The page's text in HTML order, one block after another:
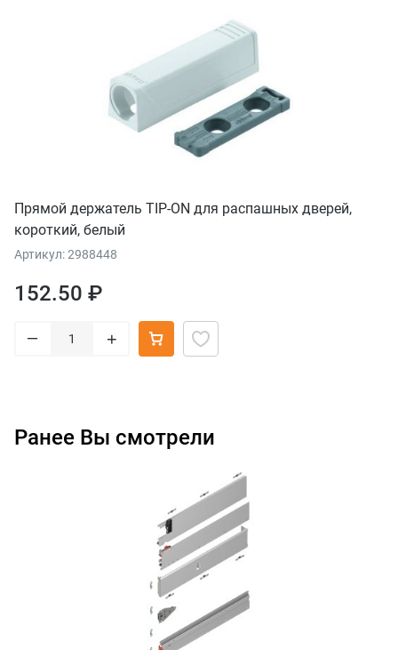
Прямой держатель TIP-ON для распашных дверей,
короткий, белый
Артикул: 2988448
152.50 ₽
– +
Ранее Вы смотрели